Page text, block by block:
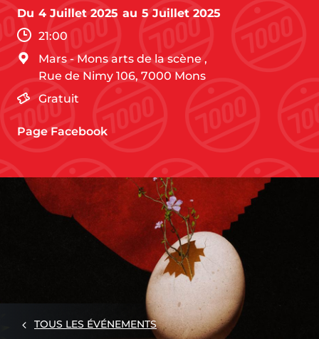
Du 4 Juillet 2025 au 5 Juillet 2025
21:00
Mars - Mons arts de la scène ,
Rue de Nimy 106, 7000 Mons
Gratuit
Page Facebook
TOUS LES ÉVÉNEMENTS